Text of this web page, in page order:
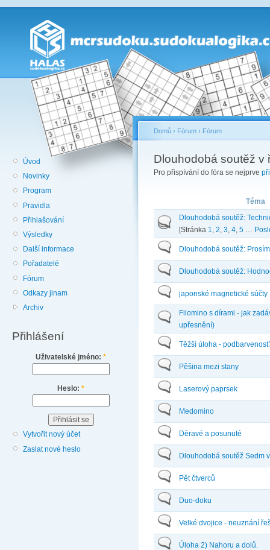
Úvod
Novinky
Program
Pravidla
Přihlašování
Výsledky
Další informace
Pořadatelé
Fórum
Odkazy jinam
Archiv
Přihlášení
Uživatelské jméno: *
Heslo: *
Vytvořit nový účet
Zaslat nové heslo
Domů › Fórum › Fórum
Dlouhodobá soutěž v
Pro přispívání do fóra se nejprve
Téma
Dlouhodobá soutěž:
[Stránka 1, 2, 3, 4, 5 …
Dlouhodobá soutěž:
Dlouhodobá soutěž:
japonské magnetické súčty
Filomino s dírami - jak
upřesnění)
Těžší úloha -
Pěšina mezi stany
Laserový paprsek
Medomino
Děravé a posunuté
Dlouhodobá soutěž Sedm
Pět čtverců
Duo-doku
Velké dvojice - neuznání
Úloha 2) Nahoru a dolů.